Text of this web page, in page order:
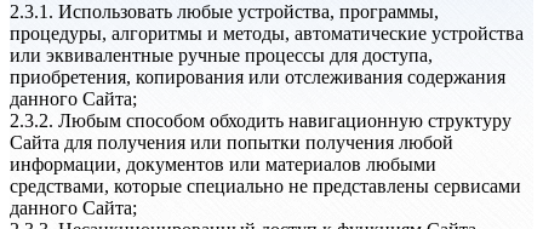
2.3.1. Использовать любые устройства, программы,
процедуры, алгоритмы и методы, автоматические устройства
или эквивалентные ручные процессы для доступа,
приобретения, копирования или отслеживания содержания
данного Сайта;
2.3.2. Любым способом обходить навигационную структуру
Сайта для получения или попытки получения любой
информации, документов или материалов любыми
средствами, которые специально не представлены сервисами
данного Сайта;